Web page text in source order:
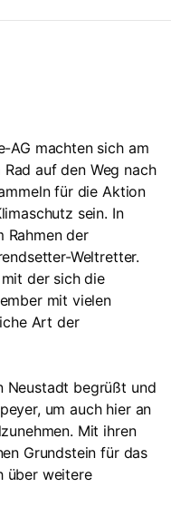
AG machten sich am
auf den Weg nach
für die Aktion
sein. In
Rahmen der
Weltretter.
der sich die
mit vielen
Art der
Neustadt begrüßt und
um auch hier an
Mit ihren
Grundstein für das
über weitere